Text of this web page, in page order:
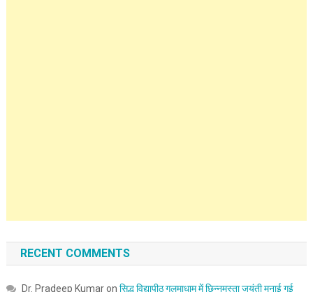
RECENT COMMENTS
Dr. Pradeep Kumaron सिद्ध विद्यापीठ गलमाधाम में छिन्नमस्ता जयंती मनाई गई